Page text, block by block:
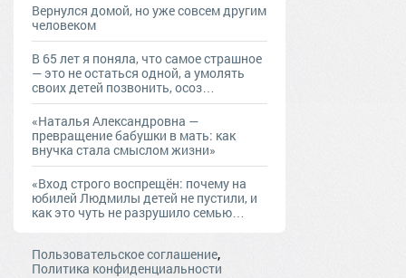
Вернулся домой, но уже совсем другим
человеком
В 65 лет я поняла, что самое страшное
— это не остаться одной, а умолять
своих детей позвонить, осоз…
«Наталья Александровна —
превращение бабушки в мать: как
внучка стала смыслом жизни»
«Вход строго воспрещён: почему на
юбилей Людмилы детей не пустили, и
как это чуть не разрушило семью…
Пользовательское соглашение,
Политика конфиденциальности